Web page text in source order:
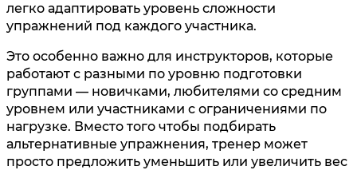
легко адаптировать уровень сложности
упражнений под каждого участника.
Это особенно важно для инструкторов, которые
работают с разными по уровню подготовки
группами — новичками, любителями со средним
уровнем или участниками с ограничениями по
нагрузке. Вместо того чтобы подбирать
альтернативные упражнения, тренер может
просто предложить уменьшить или увеличить вес